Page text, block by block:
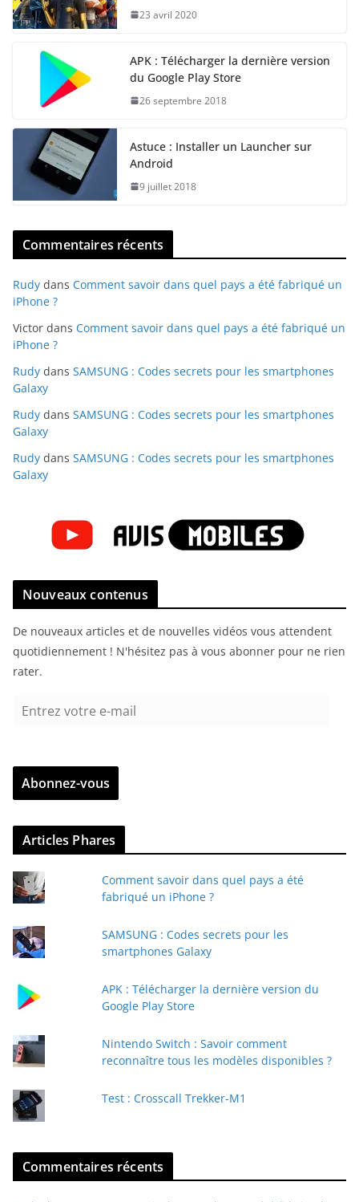
23 avril 2020
APK : Télécharger la dernière version
du Google Play Store
26 septembre 2018
Astuce : Installer un Launcher sur
Android
9 juillet 2018
Commentaires récents
Rudy dans Comment savoir dans quel pays a été fabriqué un
iPhone ?
Victor dans Comment savoir dans quel pays a été fabriqué un
iPhone ?
Rudy dans SAMSUNG : Codes secrets pour les smartphones
Galaxy
Rudy dans SAMSUNG : Codes secrets pour les smartphones
Galaxy
Rudy dans SAMSUNG : Codes secrets pour les smartphones
Galaxy
Nouveaux contenus
De nouveaux articles et de nouvelles vidéos vous attendent
quotidiennement ! N'hésitez pas à vous abonner pour ne rien
rater.
r
z
v
r
e
e
-
a
Abonnez-vous
Articles Phares
Comment savoir dans quel pays a été
fabriqué un iPhone ?
SAMSUNG : Codes secrets pour les
smartphones Galaxy
APK : Télécharger la dernière version du
Google Play Store
Nintendo Switch : Savoir comment
reconnaître tous les modèles disponibles ?
Test : Crosscall Trekker-M1
Commentaires récents